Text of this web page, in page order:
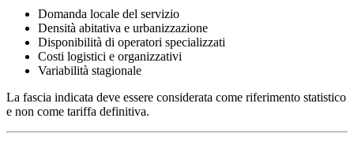
Domanda locale del servizio
Densità abitativa e urbanizzazione
Disponibilità di operatori specializzati
Costi logistici e organizzativi
Variabilità stagionale
La fascia indicata deve essere considerata come riferimento statistico
e non come tariffa definitiva.